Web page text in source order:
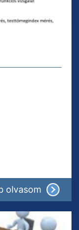
olvasom :